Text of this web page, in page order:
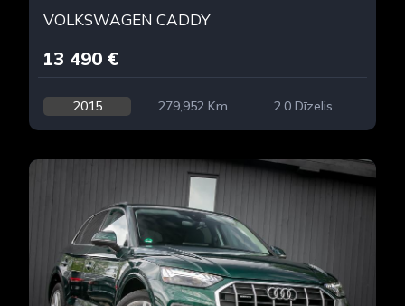
VOLKSWAGEN CADDY
13 490 €
2015 279,952 Km 2.0 Dīzelis